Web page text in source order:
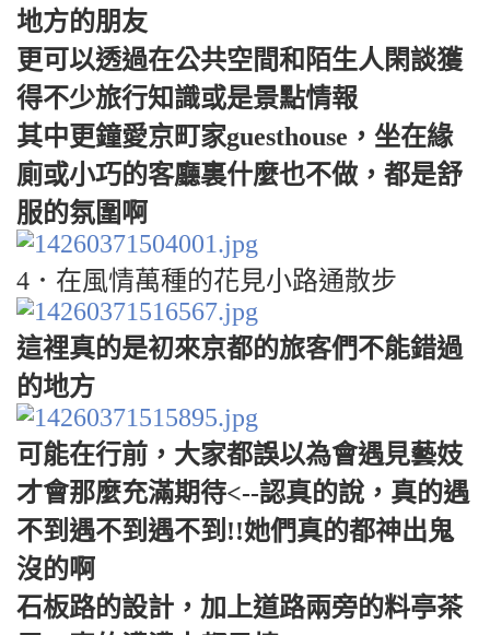
地方的朋友
更可以透過在公共空間和陌生人閑談獲
得不少旅行知識或是景點情報
其中更鐘愛京町家guesthouse，坐在緣
廁或小巧的客廳裏什麼也不做，都是舒
服的氛圍啊
4．在風情萬種的花見小路通散步
這裡真的是初來京都的旅客們不能錯過
的地方
可能在行前，大家都誤以為會遇見藝妓
才會那麼充滿期待<--認真的說，真的遇
不到遇不到遇不到!!她們真的都神出鬼
沒的啊
石板路的設計，加上道路兩旁的料亭茶